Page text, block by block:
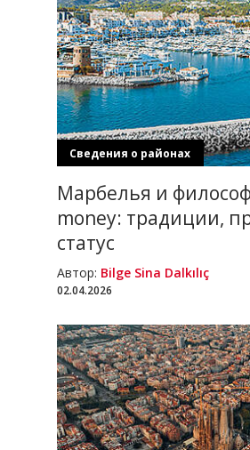
Сведения о районах
Марбелья и
money: традиции,
статус
Автор: Bilge Sina Dalkılıç
02.04.2026